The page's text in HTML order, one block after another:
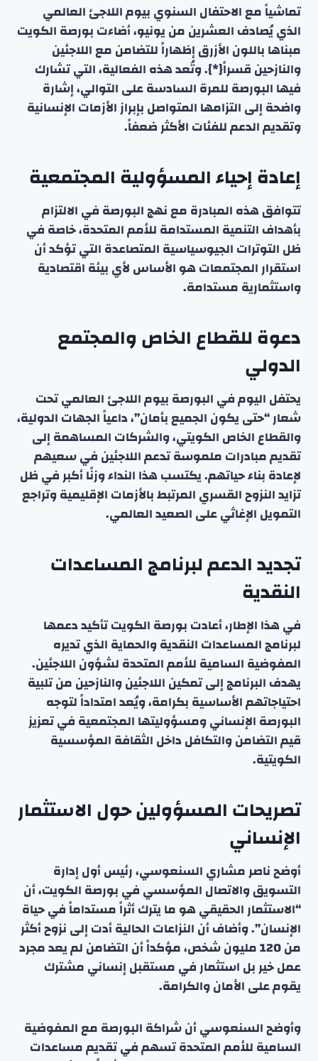
تماشياً مع الاحتفال السنوي بيوم اللاجئ العالمي
الذي يُصادف العشرين من يونيو، أضاءت بورصة الكويت
مبناها باللون الأزرق إظهاراً للتضامن مع اللاجئين
والنازحين قسراً{*}. وتُعد هذه الفعالية، التي تشارك
فيها البورصة للمرة السادسة على التوالي، إشارة
واضحة إلى التزامها المتواصل بإبراز الأزمات الإنسانية
وتقديم الدعم للفئات الأكثر ضعفاً.
إعادة إحياء المسؤولية المجتمعية
تتوافق هذه المبادرة مع نهج البورصة في الالتزام
بأهداف التنمية المستدامة للأمم المتحدة، خاصة في
ظل التوترات الجيوسياسية المتصاعدة التي تؤكد أن
استقرار المجتمعات هو الأساس لأي بيئة اقتصادية
واستثمارية مستدامة.
دعوة للقطاع الخاص والمجتمع
الدولي
يحتفل اليوم في البورصة بيوم اللاجئ العالمي تحت
شعار “حتى يكون الجميع بأمان”، داعياً الجهات الدولية،
والقطاع الخاص الكويتي، والشركات المساهمة إلى
تقديم مبادرات ملموسة تدعم اللاجئين في سعيهم
لإعادة بناء حياتهم. يكتسب هذا النداء وزنًا أكبر في ظل
تزايد النزوح القسري المرتبط بالأزمات الإقليمية وتراجع
التمويل الإغاثي على الصعيد العالمي.
تجديد الدعم لبرنامج المساعدات
النقدية
في هذا الإطار، أعادت بورصة الكويت تأكيد دعمها
لبرنامج المساعدات النقدية والحماية الذي تديره
المفوضية السامية للأمم المتحدة لشؤون اللاجئين.
يهدف البرنامج إلى تمكين اللاجئين والنازحين من تلبية
احتياجاتهم الأساسية بكرامة، ويُعد امتداداً لتوجه
البورصة الإنساني ومسؤوليتها المجتمعية في تعزيز
قيم التضامن والتكافل داخل الثقافة المؤسسية
الكويتية.
تصريحات المسؤولين حول الاستثمار
الإنساني
أوضح ناصر مشاري السنعوسي، رئيس أول إدارة
التسويق والاتصال المؤسسي في بورصة الكويت، أن
“الاستثمار الحقيقي هو ما يترك أثراً مستداماً في حياة
الإنسان”. وأضاف أن النزاعات الحالية أدت إلى نزوح أكثر
من 120 مليون شخص، مؤكداً أن التضامن لم يعد مجرد
عمل خير بل استثمار في مستقبل إنساني مشترك
يقوم على الأمان والكرامة.
وأوضح السنعوسي أن شراكة البورصة مع المفوضية
السامية للأمم المتحدة تسهم في تقديم مساعدات